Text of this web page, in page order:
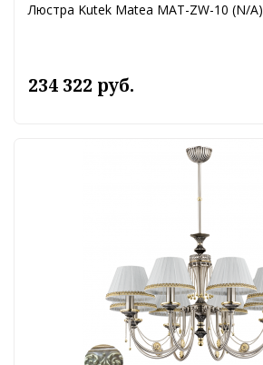
Люстра Kutek Matea MAT-ZW-10 (N/A)
234 322 руб.